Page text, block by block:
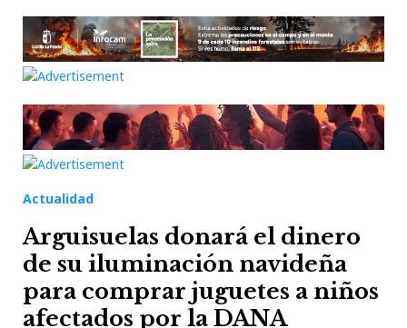
Actualidad
Arguisuelas donará el dinero
de su iluminación navideña
para comprar juguetes a niños
afectados por la DANA